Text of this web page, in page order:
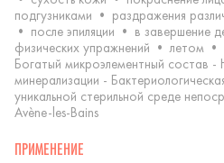
подгузниками • раздражения
• после эпиляции • в завершение
физических упражнений • летом •
Богатый микроэлементный состав -
минерализации -
уникальной стерильной среде
Avène-les-Bains
ПРИМЕНЕНИЕ